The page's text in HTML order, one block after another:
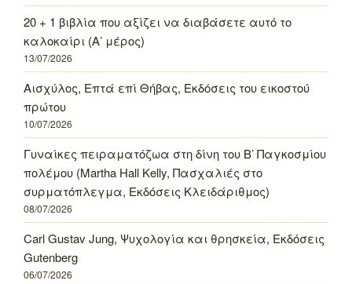
20 + 1 βιβλία που αξίζει να διαβάσετε αυτό το
καλοκαίρι (Α’ μέρος)
13/07/2026
Αισχύλος, Επτά επί Θήβας, Εκδόσεις του εικοστού
πρώτου
10/07/2026
Γυναίκες πειραματόζωα στη δίνη του Β’ Παγκοσμίου
πολέμου (Martha Hall Kelly, Πασχαλιές στο
συρματόπλεγμα, Εκδόσεις Κλειδάριθμος)
08/07/2026
Carl Gustav Jung, Ψυχολογία και θρησκεία, Εκδόσεις
Gutenberg
06/07/2026